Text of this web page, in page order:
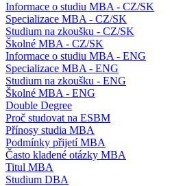
Informace o studiu MBA - CZ/SK
Specializace MBA - CZ/SK
Studium na zkoušku - CZ/SK
Školné MBA - CZ/SK
Informace o studiu MBA - ENG
Specializace MBA - ENG
Studium na zkoušku - ENG
Školné MBA - ENG
Double Degree
Proč studovat na ESBM
Přínosy studia MBA
Podmínky přijetí MBA
Často kladené otázky MBA
Titul MBA
Studium DBA